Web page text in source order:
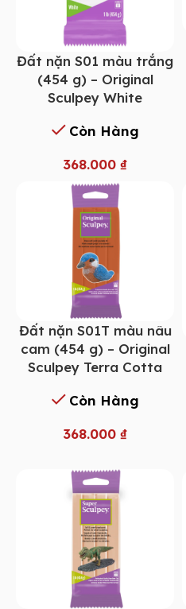
Đất nặn S01 màu trắng
(454 g) – Original
Sculpey White
Còn Hàng
368.000 ₫
Đất nặn S01T màu nâu
cam (454 g) – Original
Sculpey Terra Cotta
Còn Hàng
368.000 ₫